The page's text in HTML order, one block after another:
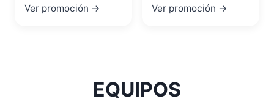
Ver promoción → Ver promoción →
EQUIPOS